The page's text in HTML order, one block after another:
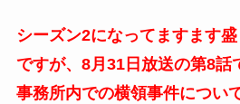
シーズン2になってますます
ですが、8月31日放送の第8話
事務所内での横領事件につい